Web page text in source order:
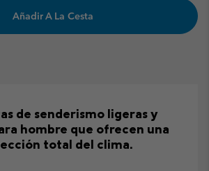
Añadir A La Cesta
de senderismo ligeras y
hombre que ofrecen una
total del clima.